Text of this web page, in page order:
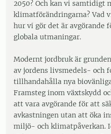
2050? Och kan vi samtidigt
klimatförändringarna? Vad
hur vi gör det är avgörande
globala utmaningar.
Modernt jordbruk är
av jordens livsmedels- och
tillhandahålla nya
Framsteg inom växtskydd
att vara avgörande för att
avkastningen utan att öka
miljö- och klimatpåverkan.